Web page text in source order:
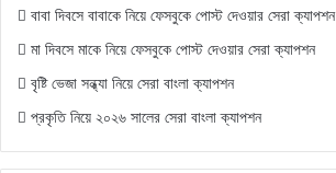
বাবা দিবসে বাবাকে নিয়ে ফেসবুকে পোস্ট দেওয়ার সেরা ক্যাপশন
মা দিবসে মাকে নিয়ে ফেসবুকে পোস্ট দেওয়ার সেরা ক্যাপশন
বৃষ্টি ভেজা সন্ধ্যা নিয়ে সেরা বাংলা ক্যাপশন
প্রকৃতি নিয়ে ২০২৬ সালের সেরা বাংলা ক্যাপশন